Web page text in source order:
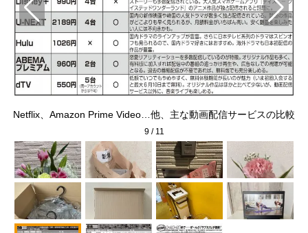
Netflix、Amazon Prime Video…他、主な動画配信サービスの比較
9/ 11